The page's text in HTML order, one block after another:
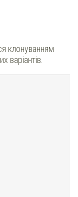
клонуванням
варіантів.